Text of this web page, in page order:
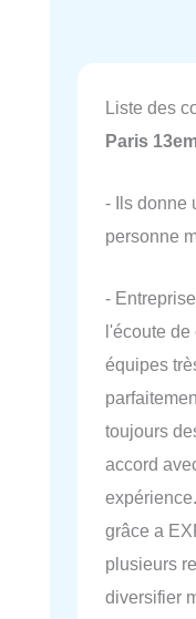
Liste des
Paris
- Ils donne
personne
-
l'écoute de
équipes
toujours
accord
grâce a
plusieurs
diversifier